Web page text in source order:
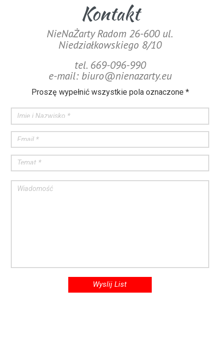
Kontakt
NieNaŻarty Radom 26-600 ul.
Niedziałkowskiego 8/10
tel. 669-096-990
e-mail: biuro@nienazarty.eu
Proszę wypełnić wszystkie pola oznaczone *